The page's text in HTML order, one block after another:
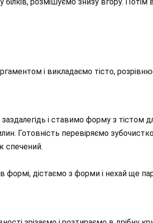
і викладаємо тісто,
і ставимо форму з тістом
Готовність перевіряємо
спечений.
формі, дістаємо з форми і нехай ще